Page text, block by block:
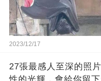
2023/12/17
27張最感人至深的照